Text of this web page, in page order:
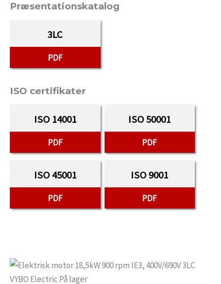
Præsentationskatalog
3LC
PDF
ISO certifikater
ISO 14001
PDF
ISO 50001
PDF
ISO 45001
PDF
ISO 9001
PDF